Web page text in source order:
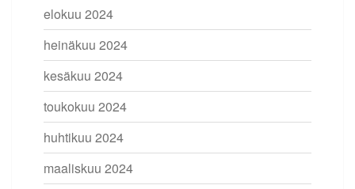
elokuu 2024
heinäkuu 2024
kesäkuu 2024
toukokuu 2024
huhtikuu 2024
maaliskuu 2024